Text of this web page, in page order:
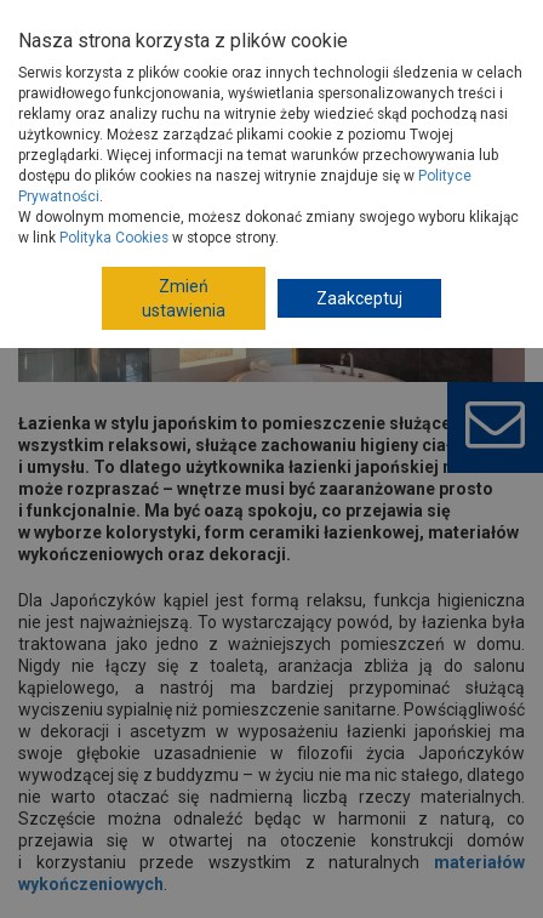
Strona główna Porady Wyposażenie
Łazienka
Łazienka w stylu japońskim
Łazienka w stylu japońskim
Łazienka w stylu japońskim to pomieszczenie służące przede
wszystkim relaksowi, służące zachowaniu higieny ciała
i umysłu. To dlatego użytkownika łazienki japońskiej nic nie
może rozpraszać – wnętrze musi być zaaranżowane prosto
i funkcjonalnie. Ma być oazą spokoju, co przejawia się
w wyborze kolorystyki, form ceramiki łazienkowej, materiałów
wykończeniowych oraz dekoracji.
Dla Japończyków kąpiel jest formą relaksu, funkcja higieniczna
nie jest najważniejszą. To wystarczający powód, by łazienka była
traktowana jako jedno z ważniejszych pomieszczeń w domu.
Nigdy nie łączy się z toaletą, aranżacja zbliża ją do salonu
kąpielowego, a nastrój ma bardziej przypominać służącą
wyciszeniu sypialnię niż pomieszczenie sanitarne. Powściągliwość
w dekoracji i ascetyzm w wyposażeniu łazienki japońskiej ma
swoje głębokie uzasadnienie w filozofii życia Japończyków
wywodzącej się z buddyzmu – w życiu nie ma nic stałego, dlatego
nie warto otaczać się nadmierną liczbą rzeczy materialnych.
Szczęście można odnaleźć będąc w harmonii z naturą, co
przejawia się w otwartej na otoczenie konstrukcji domów
i korzystaniu przede wszystkim z naturalnych materiałów
wykończeniowych
Nasza strona korzysta z plików cookie
Serwis korzysta z plików cookie oraz innych technologii śledzenia w celach
prawidłowego funkcjonowania, wyświetlania spersonalizowanych treści i
reklamy oraz analizy ruchu na witrynie żeby wiedzieć skąd pochodzą nasi
użytkownicy. Możesz zarządzać plikami cookie z poziomu Twojej
przeglądarki. Więcej informacji na temat warunków przechowywania lub
dostępu do plików cookies na naszej witrynie znajduje się w Polityce
Prywatności.
W dowolnym momencie, możesz dokonać zmiany swojego wyboru klikając
w link Polityka Cookies w stopce strony.
Zmień
ustawienia
Zaakceptuj